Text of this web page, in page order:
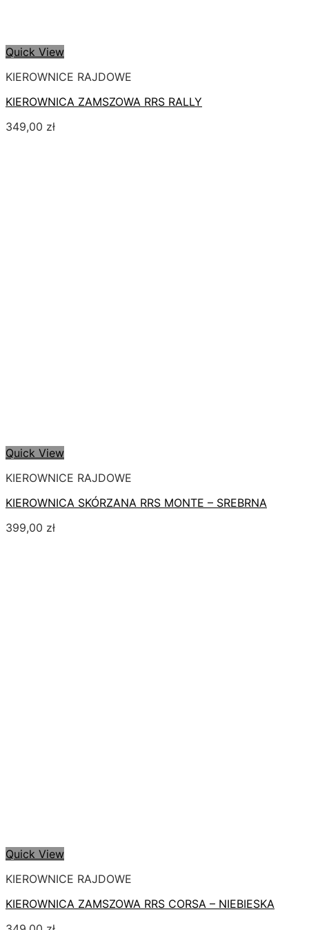
Quick View
KIEROWNICE RAJDOWE
KIEROWNICA ZAMSZOWA RRS RALLY
349,00 zł
Quick View
KIEROWNICE RAJDOWE
KIEROWNICA SKÓRZANA RRS MONTE – SREBRNA
399,00 zł
Quick View
KIEROWNICE RAJDOWE
KIEROWNICA ZAMSZOWA RRS CORSA – NIEBIESKA